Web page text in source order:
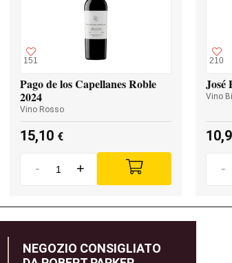
151
Pago de los Capellanes Roble
2024
Vino Rosso
15,10 €
- +
210
José
Vino
-
NEGOZIO CONSIGLIATO